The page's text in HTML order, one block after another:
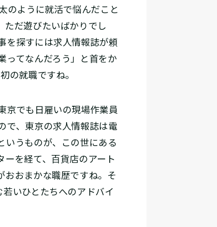
のように就活で悩んだこと
ただ遊びたいばかりでし
を探すには求人情報誌が頼
ってなんだろう」と首をか
の就職ですね。
京でも日雇いの現場作業員
で、東京の求人情報誌は電
いうものが、この世にある
を経て、百貨店のアート
おおまかな職歴ですね。そ
いひとたちへのアドバイ